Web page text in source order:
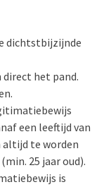
dichtstbijzijnde
het pand.
een leeftijd van
altijd te worden
25 jaar oud).
is